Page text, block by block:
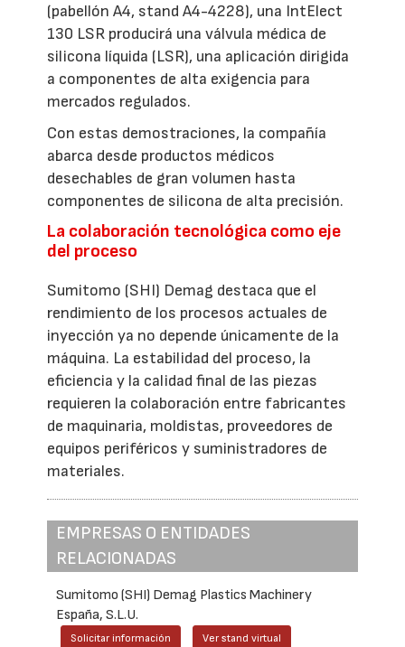
(pabellón A4, stand A4-4228), una IntElect
130 LSR producirá una válvula médica de
silicona líquida (LSR), una aplicación dirigida
a componentes de alta exigencia para
mercados regulados.
Con estas demostraciones, la compañía
abarca desde productos médicos
desechables de gran volumen hasta
componentes de silicona de alta precisión.
La colaboración tecnológica como eje
del proceso
Sumitomo (SHI) Demag destaca que el
rendimiento de los procesos actuales de
inyección ya no depende únicamente de la
máquina. La estabilidad del proceso, la
eficiencia y la calidad final de las piezas
requieren la colaboración entre fabricantes
de maquinaria, moldistas, proveedores de
equipos periféricos y suministradores de
materiales.
EMPRESAS O ENTIDADES
RELACIONADAS
Sumitomo (SHI) Demag Plastics Machinery
España, S.L.U.
Solicitar información Ver stand virtual